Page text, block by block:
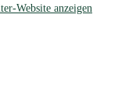
Website anzeigen